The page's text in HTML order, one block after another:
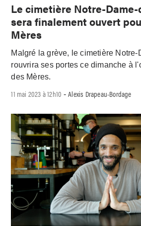
Le cimetière Notre-
sera finalement ouvert
Mères
Malgré la grève, le cimetière
rouvrira ses portes ce dimanche à
des Mères.
11 mai 2023 à 12h10 -Alexis Drapeau-Bordage